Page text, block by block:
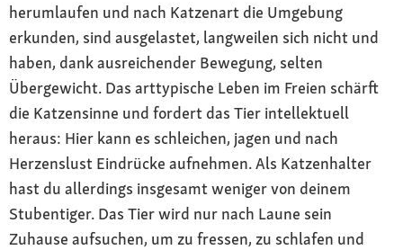
herumlaufen und nach Katzenart die Umgebung
erkunden, sind ausgelastet, langweilen sich nicht und
haben, dank ausreichender Bewegung, selten
Übergewicht. Das arttypische Leben im Freien schärft
die Katzensinne und fordert das Tier intellektuell
heraus: Hier kann es schleichen, jagen und nach
Herzenslust Eindrücke aufnehmen. Als Katzenhalter
hast du allerdings insgesamt weniger von deinem
Stubentiger. Das Tier wird nur nach Laune sein
Zuhause aufsuchen, um zu fressen, zu schlafen und